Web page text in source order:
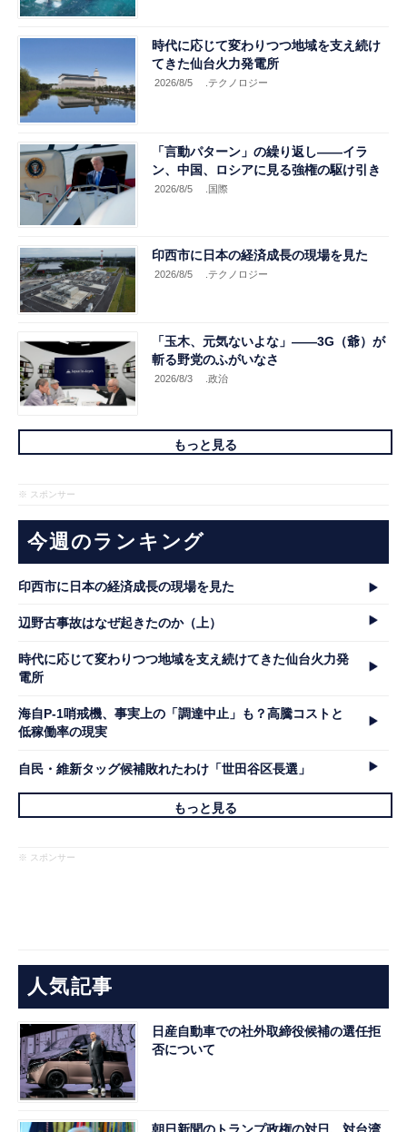
時代に応じて変わりつつ地域を支え続け
てきた仙台火力発電所
2026/8/5 .テクノロジー
「言動パターン」の繰り返し――イラ
ン、中国、ロシアに見る強権の駆け引き
2026/8/5 .国際
印西市に日本の経済成長の現場を見た
2026/8/5 .テクノロジー
「玉木、元気ないよな」――3G（爺）が
斬る野党のふがいなさ
2026/8/3 .政治
もっと見る
※ スポンサー
今週のランキング
印西市に日本の経済成長の現場を見た
辺野古事故はなぜ起きたのか（上）
時代に応じて変わりつつ地域を支え続けてきた仙台火力発
電所
海自P-1哨戒機、事実上の「調達中止」も？高騰コストと
低稼働率の現実
自民・維新タッグ候補敗れたわけ「世田谷区長選」
もっと見る
※ スポンサー
人気記事
日産自動車での社外取締役候補の選任拒
否について